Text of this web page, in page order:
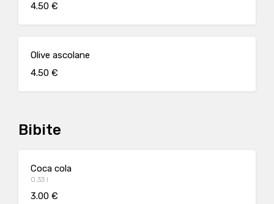
4.50 €
Olive ascolane
4.50 €
Bibite
Coca cola
0.33 l
3.00 €